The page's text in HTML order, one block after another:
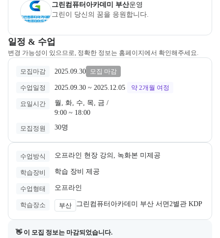
(주)지아이티아카데미 부산2 은(는) 본 부트캠프의
그린컴퓨터아카데미 부산운영
그린이 당신의 꿈을 응원합니다.
일정 & 수업
변경 가능성이 있으므로, 정확한 정보는 홈페이지에서 확인해주세요.
교육과정 일정과 모집 상태에 따른 안내를 제공한다.
모집마감 2025.09.30 모집 마감
수업일정 2025.09.30 ~ 2025.12.05 약 2개월 여정
요일시간
월, 화, 수, 목, 금 /
9:00 ~ 18:00
모집정원 30명
수업방식 오프라인 현장 강의, 녹화본 미제공
학습장비 학습 장비 제공
수업형태 오프라인
학습장소 부산 그린컴퓨터아카데미 부산 서면2별관 KDP
👋 이 모집 정보는 마감되었습니다.